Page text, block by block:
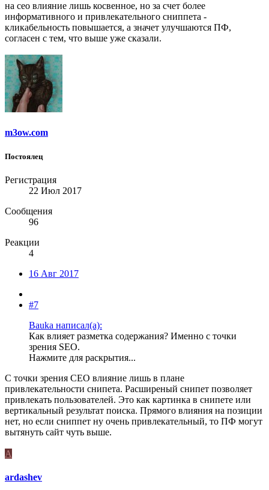
на сео влияние лишь косвенное, но за счет более
информативного и привлекательного сниппета -
кликабельность повышается, а значет улучшаются ПФ,
согласен с тем, что выше уже сказали.
m3ow.com
Постоялец
Регистрация
22 Июл 2017
Сообщения
96
Реакции
4
16 Авг 2017
#7
Bauka написал(а):
Как влияет разметка содержания? Именно с точки
зрения SEO.
Нажмите для раскрытия...
С точки зрения СЕО влияние лишь в плане
привлекательности снипета. Расширеный снипет позволяет
привлекать пользователей. Это как картинка в снипете или
вертикальный результат поиска. Прямого влияния на позиции
нет, но если сниппет ну очень привлекательный, то ПФ могут
вытянуть сайт чуть выше.
A
ardashev